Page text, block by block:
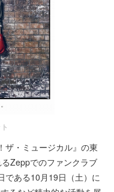
ザ・ミュージカル』の東
Zeppでのファンクラブ
である10月19日（土）に